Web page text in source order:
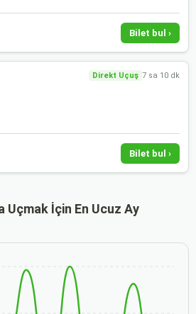
Bilet bul ›
Direkt Uçuş 7 sa 10 dk
Bilet bul ›
Uçmak İçin En Ucuz Ay